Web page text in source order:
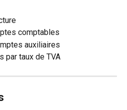
comptables
auxiliaires
par taux de TVA